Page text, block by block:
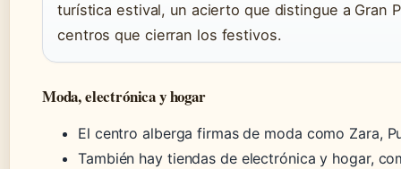
turística estival, un acierto que distingue a Gran
centros que cierran los festivos.
Moda, electrónica y hogar
El centro alberga firmas de moda como Zara,
También hay tiendas de electrónica y hogar,